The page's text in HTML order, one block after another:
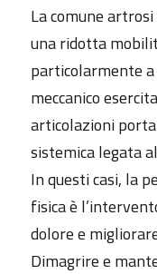
La comune
una ridotta
particolarmente a
meccanico
articolazioni
sistemica legata
In questi casi, la
fisica è
dolore e
Dimagrire e